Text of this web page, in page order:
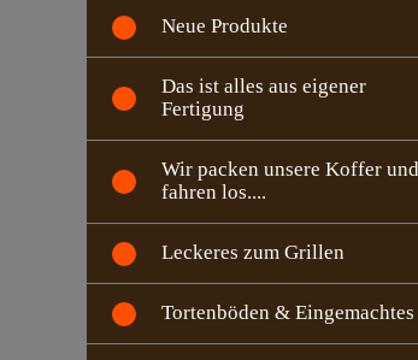
Neue Produkte
Das ist alles aus eigener
Fertigung
Wir packen unsere Koffer und
fahren los....
Leckeres zum Grillen
Tortenböden & Eingemachtes